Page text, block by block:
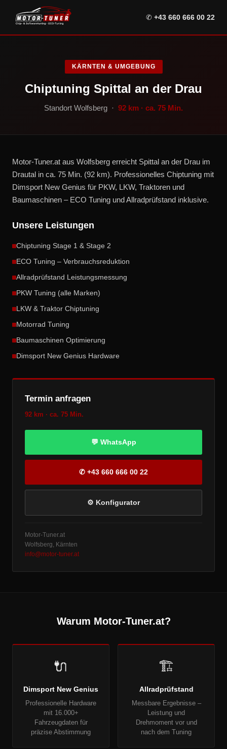
✆ +43 660 666 00 22
KÄRNTEN & UMGEBUNG
Chiptuning Spittal an der Drau
Standort Wolfsberg · 92 km · ca. 75 Min.
Motor-Tuner.at aus Wolfsberg erreicht Spittal an der Drau im
Drautal in ca. 75 Min. (92 km). Professionelles Chiptuning mit
Dimsport New Genius für PKW, LKW, Traktoren und
Baumaschinen – ECO Tuning und Allradprüfstand inklusive.
Unsere Leistungen
Chiptuning Stage 1 & Stage 2
ECO Tuning – Verbrauchsreduktion
Allradprüfstand Leistungsmessung
PKW Tuning (alle Marken)
LKW & Traktor Chiptuning
Motorrad Tuning
Baumaschinen Optimierung
Dimsport New Genius Hardware
Termin anfragen
92 km · ca. 75 Min.
💬 WhatsApp
✆ +43 660 666 00 22
⚙ Konfigurator
Motor-Tuner.at
Wolfsberg, Kärnten
info@motor-tuner.at
Warum Motor-Tuner.at?
🔌
Dimsport New Genius
Professionelle Hardware
mit 16.000+
Fahrzeugdaten für
präzise Abstimmung
🏗
Allradprüfstand
Messbare Ergebnisse –
Leistung und
Drehmoment vor und
nach dem Tuning